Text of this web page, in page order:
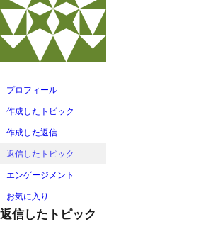
ツ
へ
ス
ッ
プ
プロフィール
作成したトピック
作成した返信
返信したトピック
エンゲージメント
お気に入り
返信したトピック